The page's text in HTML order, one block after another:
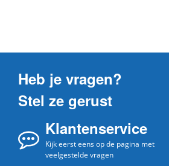
Heb je vragen?
Stel ze gerust
Klantenservice
Kijk eerst eens op de pagina met
veelgestelde vragen